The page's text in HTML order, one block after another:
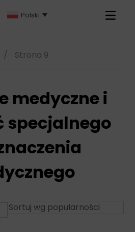
Polski
Primary
/ Strona 9
medyczne i
specjalnego